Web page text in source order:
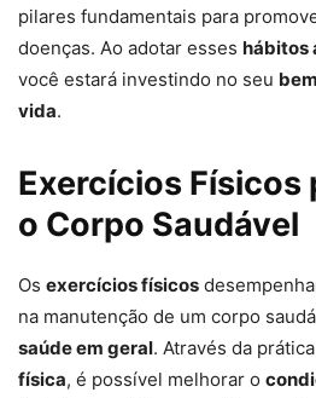
pilares fundamentais para
doenças. Ao adotar esses hábitos
você estará investindo no seu
vida.
Exercícios Físicos
o Corpo Saudável
Os exercícios físicos
na manutenção de um corpo
saúde em geral. Através da
física, é possível melhorar o